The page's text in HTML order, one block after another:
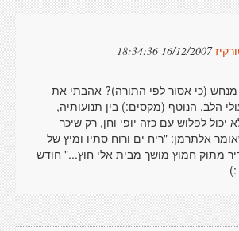
16/12/2007 18:34:36
(כי אסור לפי התורה)? אהבתי את
הלב, הנוטף (מקסים:) בין תנועותיה,
לפלוש עם כזה יופי וחן, רק שיכר
אלתרמן: "ריח ים ורוח סתיו ומיץ של
מתוק חמוץ מושך מבית אלי חוץ..." חודש